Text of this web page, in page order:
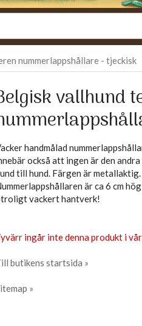
nummerlappshållare - tjeckisk
vallhund
handmålad
också att ingen är den
till hund. Färgen är
är ca 6 cm
vackert hantverk!
ingår inte denna produkt i
butikens startsida »
»